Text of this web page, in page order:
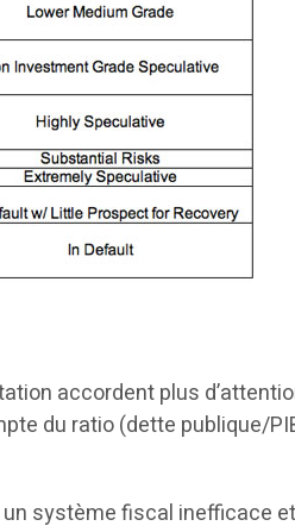
accordent plus
du ratio (dette publique/
système fiscal inefficace